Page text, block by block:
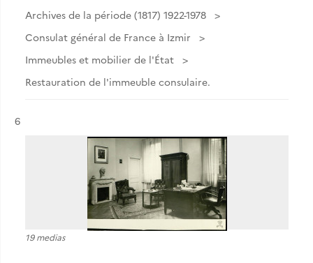
Archives de la période (1817) 1922-1978
Consulat général de France à Izmir
Immeubles et mobilier de l'État
Restauration de l'immeuble consulaire.
Résultat n°
6
19 medias